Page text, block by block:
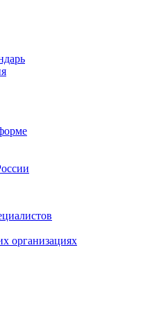
организациях